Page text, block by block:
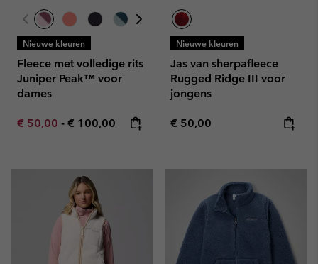
Nieuwe kleuren
Fleece met volledige rits
Juniper Peak™ voor
dames
Minimum sale price:
€ 50,00 - Maximum price:
€ 100,00
Nieuwe kleuren
Jas van sherpafleece
Rugged Ridge III voor
jongens
Regular price:
€ 50,00